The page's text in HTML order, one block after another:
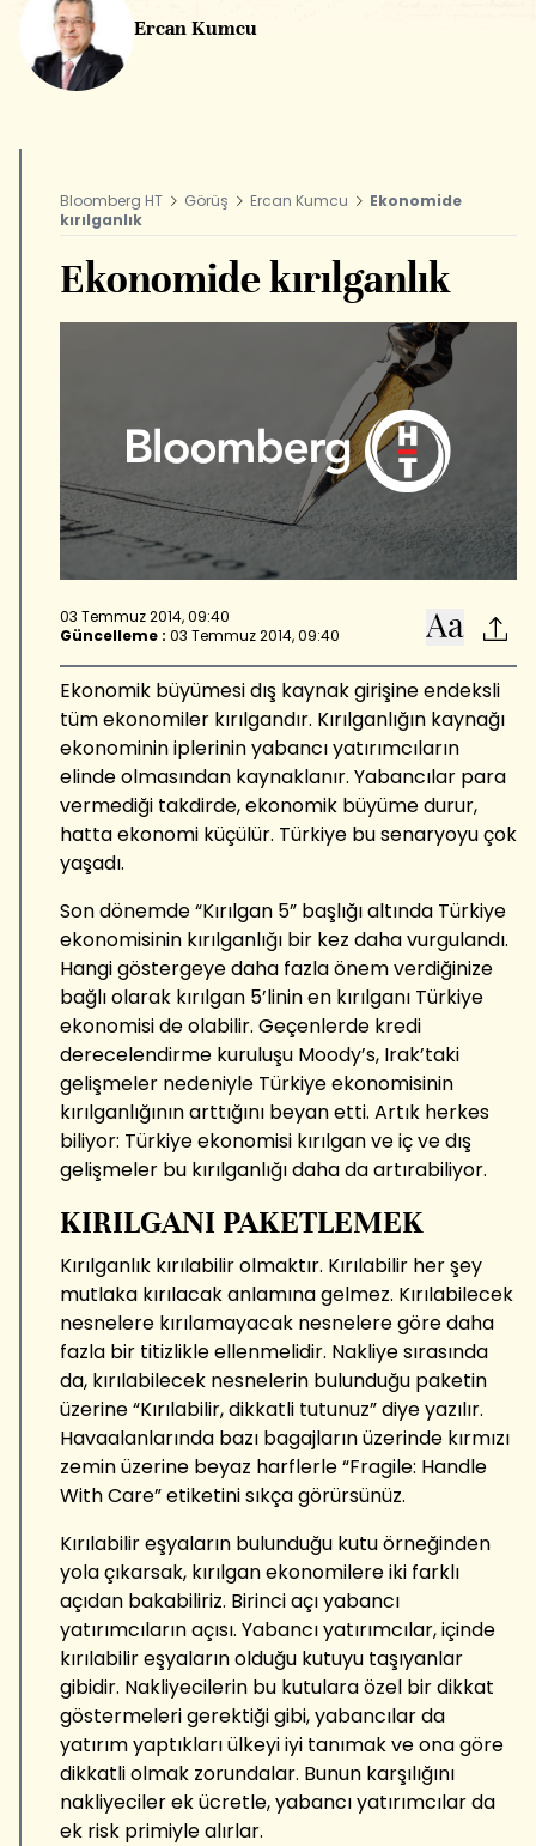
Ercan Kumcu
Bloomberg HT Görüş Ercan Kumcu
Ekonomide
kırılganlık
Ekonomide kırılganlık
03 Temmuz 2014, 09:40
Güncelleme : 03 Temmuz 2014, 09:40
Ekonomik büyümesi dış kaynak girişine endeksli
tüm ekonomiler kırılgandır. Kırılganlığın kaynağı
ekonominin iplerinin yabancı yatırımcıların
elinde olmasından kaynaklanır. Yabancılar para
vermediği takdirde, ekonomik büyüme durur,
hatta ekonomi küçülür. Türkiye bu senaryoyu çok
yaşadı.
Son dönemde “Kırılgan 5” başlığı altında Türkiye
ekonomisinin kırılganlığı bir kez daha vurgulandı.
Hangi göstergeye daha fazla önem verdiğinize
bağlı olarak kırılgan 5’linin en kırılganı Türkiye
ekonomisi de olabilir. Geçenlerde kredi
derecelendirme kuruluşu Moody’s, Irak’taki
gelişmeler nedeniyle Türkiye ekonomisinin
kırılganlığının arttığını beyan etti. Artık herkes
biliyor: Türkiye ekonomisi kırılgan ve iç ve dış
gelişmeler bu kırılganlığı daha da artırabiliyor.
KIRILGANI PAKETLEMEK
Kırılganlık kırılabilir olmaktır. Kırılabilir her şey
mutlaka kırılacak anlamına gelmez. Kırılabilecek
nesnelere kırılamayacak nesnelere göre daha
fazla bir titizlikle ellenmelidir. Nakliye sırasında
da, kırılabilecek nesnelerin bulunduğu paketin
üzerine “Kırılabilir, dikkatli tutunuz” diye yazılır.
Havaalanlarında bazı bagajların üzerinde kırmızı
zemin üzerine beyaz harflerle “Fragile: Handle
With Care” etiketini sıkça görürsünüz.
Kırılabilir eşyaların bulunduğu kutu örneğinden
yola çıkarsak, kırılgan ekonomilere iki farklı
açıdan bakabiliriz. Birinci açı yabancı
yatırımcıların açısı. Yabancı yatırımcılar, içinde
kırılabilir eşyaların olduğu kutuyu taşıyanlar
gibidir. Nakliyecilerin bu kutulara özel bir dikkat
göstermeleri gerektiği gibi, yabancılar da
yatırım yaptıkları ülkeyi iyi tanımak ve ona göre
dikkatli olmak zorundalar. Bunun karşılığını
nakliyeciler ek ücretle, yabancı yatırımcılar da
ek risk primiyle alırlar.